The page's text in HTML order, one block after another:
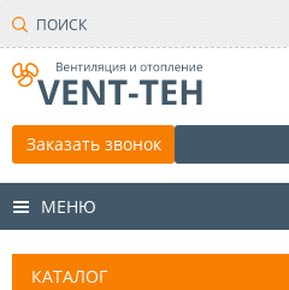
Заказать звонок
МЕНЮ